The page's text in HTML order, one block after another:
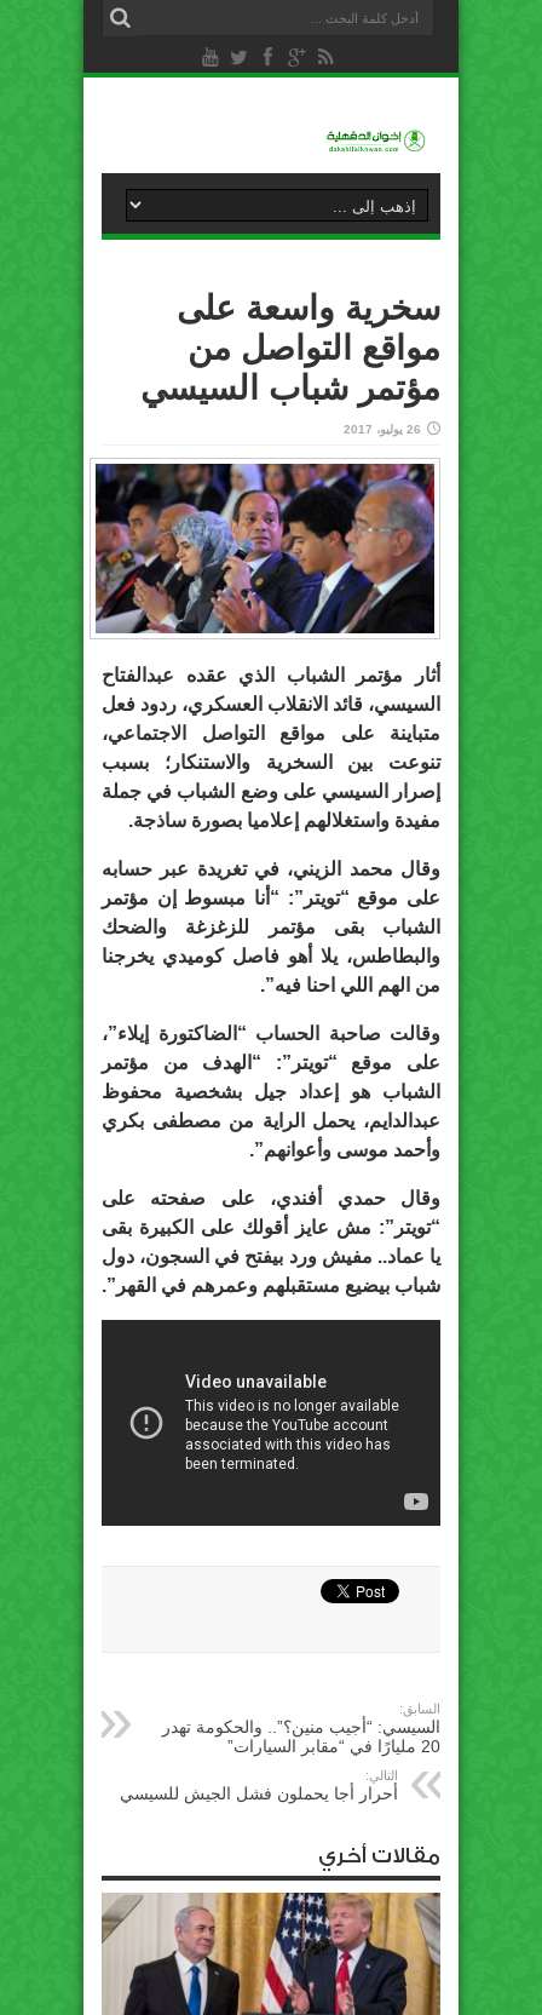
سخرية واسعة على
مواقع التواصل من
مؤتمر شباب السيسي
26 يوليو، 2017
أثار مؤتمر الشباب الذي عقده عبدالفتاح
السيسي، قائد الانقلاب العسكري، ردود فعل
متباينة على مواقع التواصل الاجتماعي،
تنوعت بين السخرية والاستنكار؛ بسبب
إصرار السيسي على وضع الشباب في جملة
مفيدة واستغلالهم إعلاميا بصورة ساذجة.
وقال محمد الزيني، في تغريدة عبر حسابه
على موقع “تويتر”: “أنا مبسوط إن مؤتمر
الشباب بقى مؤتمر للزغزغة والضحك
والبطاطس، يلا أهو فاصل كوميدي يخرجنا
من الهم اللي احنا فيه”.
وقالت صاحبة الحساب “الضاكتورة إيلاء”،
على موقع “تويتر”: “الهدف من مؤتمر
الشباب هو إعداد جيل بشخصية محفوظ
عبدالدايم، يحمل الراية من مصطفى بكري
وأحمد موسى وأعوانهم”.
وقال حمدي أفندي، على صفحته على
“تويتر”: مش عايز أقولك على الكبيرة بقى
يا عماد.. مفيش ورد بيفتح في السجون، دول
شباب بيضيع مستقبلهم وعمرهم في القهر”.
السابق:
السيسي: “أجيب منين؟”.. والحكومة تهدر
20 مليارًا في “مقابر السيارات”
التالي:
أحرار أجا يحملون فشل الجيش للسيسي
مقالات أخري